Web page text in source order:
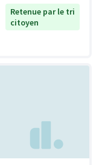
Retenue par le tri
citoyen